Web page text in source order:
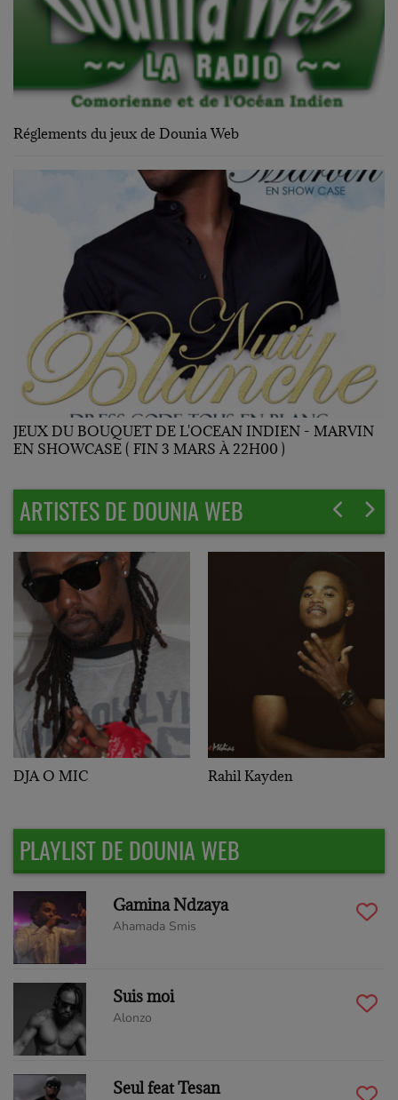
Réglements du jeux de Dounia Web
JEUX DU BOUQUET DE L'OCEAN INDIEN - MARVIN
EN SHOWCASE ( FIN 3 MARS À 22H00 )
ARTISTES DE DOUNIA WEB
DJA O MIC Rahil Kayden
PLAYLIST DE DOUNIA WEB
Gamina Ndzaya
Ahamada Smis
Suis moi
Alonzo
Seul feat Tesan